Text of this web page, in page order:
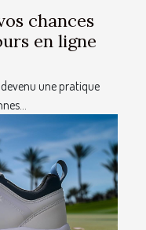
chances
en ligne
une pratique